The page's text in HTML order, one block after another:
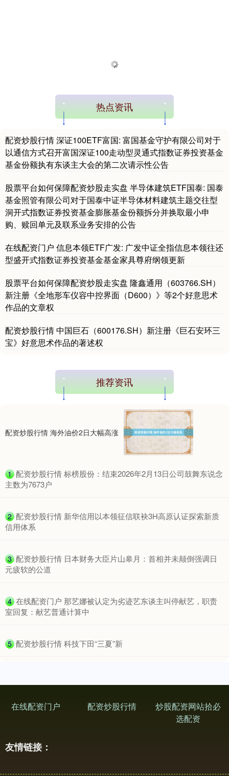
热点资讯
配资炒股行情 深证100ETF富国: 富国基金守护有限公司对于
以通信方式召开富国深证100走动型灵通式指数证券投资基金
基金份额执有东谈主大会的第二次请示性公告
股票平台如何保障配资炒股走实盘 半导体建筑ETF国泰: 国泰
基金照管有限公司对于国泰中证半导体材料建筑主题交往型
洞开式指数证券投资基金膨胀基金份额拆分并换取最小申
购、赎回单元及联系业务安排的公告
在线配资门户 信息本领ETF广发: 广发中证全指信息本领往还
型盛开式指数证券投资基金基金家具尊府纲领更新
股票平台如何保障配资炒股走实盘 隆鑫通用（603766.SH）
新注册《全地形车仪容中控界面（D600）》等2个好意思术
作品的文章权
配资炒股行情 中国巨石（600176.SH）新注册《巨石安环三
宝》好意思术作品的著述权
推荐资讯
配资炒股行情 海外油价2日大幅高涨
1 ​配资炒股行情 标榜股份：结束2026年2月13日公司鼓舞东说念
主数为7673户
2 ​配资炒股行情 新华信用以本领征信联袂3H高原认证探索新质
信用体系
3 ​配资炒股行情 日本财务大臣片山皋月：首相并未颠倒强调日
元疲软的公道
4 ​在线配资门户 那艺娜被认定为劣迹艺东谈主叫停献艺，职责
室回复：献艺普通计算中
5 ​配资炒股行情 科技下田“三夏”新
在线配资门户 配资炒股行情
炒股配资网站拾必
选配资
友情链接：